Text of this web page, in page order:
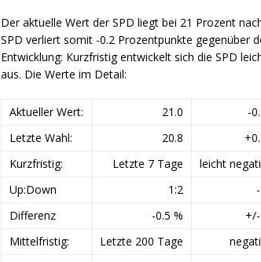
Der aktuelle Wert der SPD liegt bei 21 Prozent
SPD verliert somit -0.2 Prozentpunkte gegenüber
Entwicklung: Kurzfristig entwickelt sich die SPD
aus. Die Werte im Detail:
Aktueller Wert: 21.0
-
Letzte Wahl:
20.8
Kurzfristig:
Letzte 7 Tage
leicht
Up:Down
1:2
Differenz
-0.5 %
Mittelfristig:
Letzte 200 Tage